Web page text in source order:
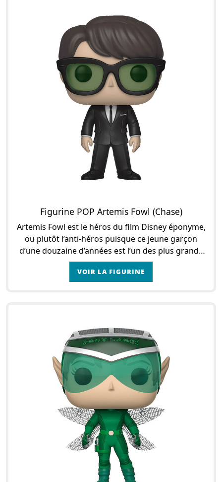
Figurine POP Artemis Fowl (Chase)
Artemis Fowl est le héros du film Disney éponyme,
ou plutôt l’anti-héros puisque ce jeune garçon
d’une douzaine d’années est l’un des plus grands
et doués criminels au monde ! La vie d�
VOIR LA FIGURINE